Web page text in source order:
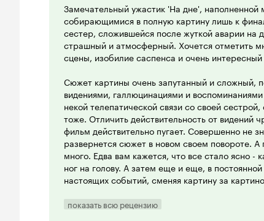
Замечательный ужастик 'На дне', наполненной
собирающимися в полную картину лишь к
сестер, сложившейся после жуткой аварии на
страшный и атмосферный. Хочется отметить
сцены, изобилие саспенса и очень
Сюжет картины очень запутанный и сложный,
видениями, галлюцинациями и
некой телепатической связи со своей
тоже. Отличить действительность от видений
фильм действительно пугает. Совершенно не
развернется сюжет в новом своем повороте. А
много. Едва вам кажется, что все стало ясно -
ног на голову. А затем еще и еще, в
настоящих событий, сменяя картину за
сценария я видел только в 'Зеркалах', не
показать всю рецензию